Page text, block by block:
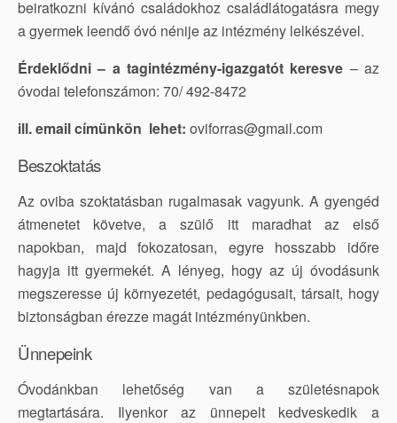
beiratkozni kívánó családokhoz családlátogatásra megy
a gyermek leendő óvó nénije az intézmény lelkészével.
Érdeklődni – a tagintézmény-igazgatót keresve – az
óvodai telefonszámon: 70/ 492-8472
ill. email címünkön lehet: oviforras@gmail.com
Beszoktatás
Az oviba szoktatásban rugalmasak vagyunk. A gyengéd
átmenetet követve, a szülő itt maradhat az első
napokban, majd fokozatosan, egyre hosszabb időre
hagyja itt gyermekét. A lényeg, hogy az új óvodásunk
megszeresse új környezetét, pedagógusait, társait, hogy
biztonságban érezze magát intézményünkben.
Ünnepeink
Óvodánkban lehetőség van a születésnapok
megtartására. Ilyenkor az ünnepelt kedveskedik a